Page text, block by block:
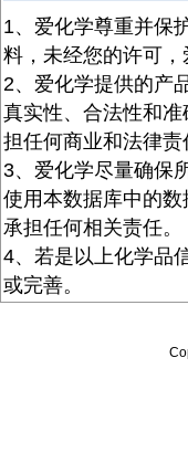
1、爱化学尊重并保
料，未经您的许可，
2、爱化学提供的产
真实性、合法性和
担任何商业和法律责
3、爱化学尽量确保
使用本数据库中的
承担任何相关责任。
4、若是以上化学品
或完善。